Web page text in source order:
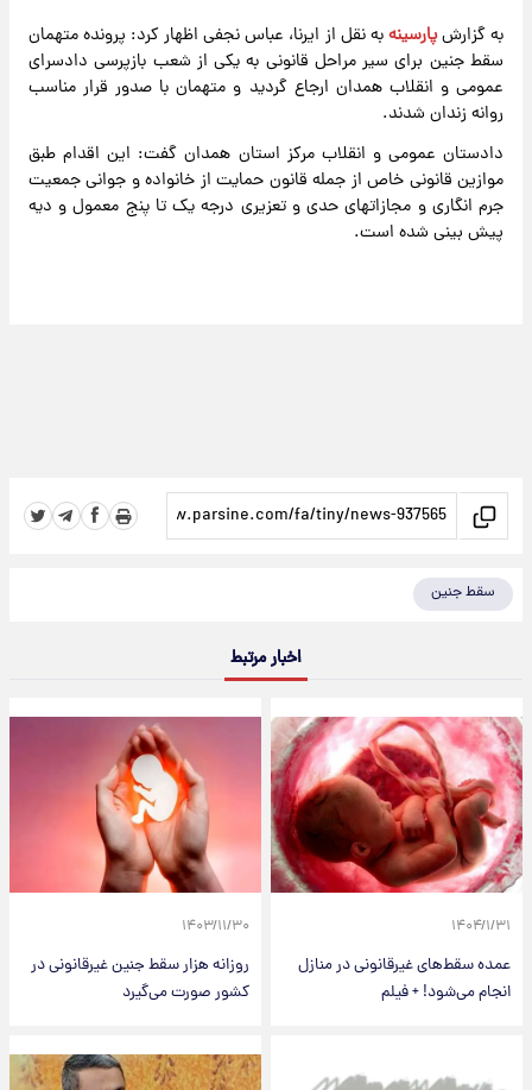
به گزارشپارسینهبه نقل از ایرنا، عباس نجفی اظهار کرد: پرونده متهمان
سقط جنین برای سیر مراحل قانونی به یکی از شعب بازپرسی دادسرای
عمومی و انقلاب همدان ارجاع گردید و متهمان با صدور قرار مناسب
روانه زندان شدند.
دادستان عمومی و انقلاب مرکز استان همدان گفت: این اقدام طبق
موازین قانونی خاص از جمله قانون حمایت از خانواده و جوانی جمعیت
جرم انگاری و مجازاتهای حدی و تعزیری درجه یک تا پنج معمول و دیه
پیش بینی شده است.
سقط جنین
اخبار مرتبط
۱۴۰۴/۱/۳۱
عمده سقط‌های غیرقانونی در منازل
انجام می‌شود! + فیلم
۱۴۰۳/۱۱/۳۰
روزانه هزار سقط جنین غیرقانونی در
کشور صورت می‌گیرد